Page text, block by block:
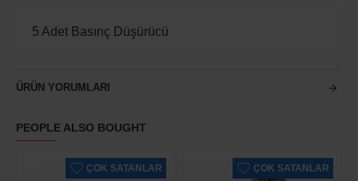
5 Adet Basınç Düşürücü
ÜRÜN YORUMLARI
PEOPLE ALSO BOUGHT
ÇOK SATANLAR ÇOK SATANLAR